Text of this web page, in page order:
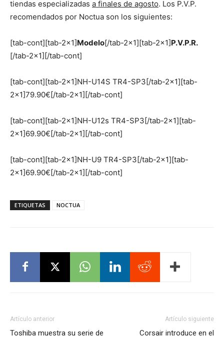
tiendas especializadas a finales de agosto. Los P.V.P.
recomendados por Noctua son los siguientes:
[tab-cont][tab-2×1]Modelo[/tab-2×1][tab-2×1]P.V.P.R.
[/tab-2×1][/tab-cont]
[tab-cont][tab-2×1]NH-U14S TR4-SP3[/tab-2×1][tab-
2×1]79.90€[/tab-2×1][/tab-cont]
[tab-cont][tab-2×1]NH-U12s TR4-SP3[/tab-2×1][tab-
2×1]69.90€[/tab-2×1][/tab-cont]
[tab-cont][tab-2×1]NH-U9 TR4-SP3[/tab-2×1][tab-
2×1]69.90€[/tab-2×1][/tab-cont]
ETIQUETAS NOCTUA
Artículo anterior
Toshiba muestra su serie de
Artículo siguiente
Corsair introduce en el